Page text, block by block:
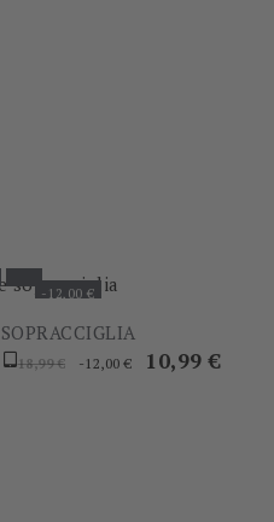
-12,00 €
Prezzo
18,99 € -12,00 € Prezzo
10,99 €